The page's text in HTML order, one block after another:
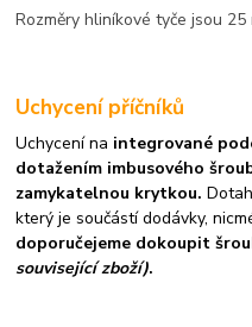
Rozměry hliníkové tyče jsou 25
Uchycení příčníků
Uchycení na integrované
dotažením imbusového
zamykatelnou krytkou.
který je součástí dodávky,
doporučejeme dokoupit
související zboží).